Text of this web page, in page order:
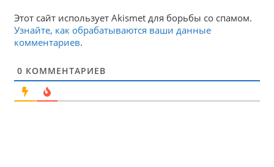
Этот сайт использует Akismet для борьбы со спамом.
Узнайте, как обрабатываются ваши данные
комментариев.
0 КОММЕНТАРИЕВ